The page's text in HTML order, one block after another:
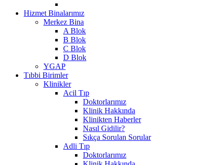
Hizmet Binalarımız
Merkez Bina
A Blok
B Blok
C Blok
D Blok
YGAP
Tıbbi Birimler
Klinikler
Acil Tıp
Doktorlarımız
Klinik Hakkında
Klinikten Haberler
Nasıl Gidilir?
Sıkça Sorulan Sorular
Adli Tıp
Doktorlarımız